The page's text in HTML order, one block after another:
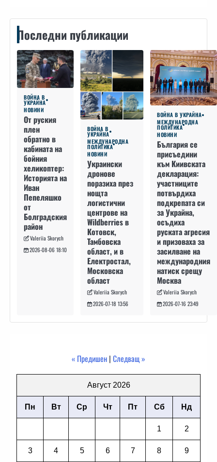
Последни публикации
ВОЙНА В
УКРАЙНА
НОВИНИ
От руския
плен
обратно в
кабината на
бойния
хеликоптер:
Историята на
Иван
Пепеляшко
от
Болградския
район
Valeriia Skorych
2026-08-06 18:10
ВОЙНА В
УКРАЙНА
МЕЖДУНАРОДНА
ПОЛИТИКА
НОВИНИ
Украински
дронове
поразиха през
нощта
логистични
центрове на
Wildberries в
Котовск,
Тамбовска
област, и в
Електростал,
Московска
област
Valeriia Skorych
2026-07-18 13:56
ВОЙНА В УКРАЙНА
МЕЖДУНАРОДНА
ПОЛИТИКА
НОВИНИ
България се
присъедини
към Киивската
декларация:
участниците
потвърдиха
подкрепата си
за Украйна,
осъдиха
руската агресия
и призоваха за
засилване на
международния
натиск срещу
Москва
Valeriia Skorych
2026-07-16 23:49
« Предишен | Следващ »
Август 2026
Пн Вт Ср Чт Пт Сб Нд
1 2
3 4 5 6 7 8 9